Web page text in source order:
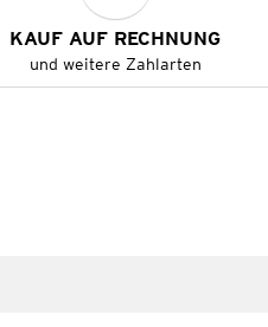
KAUF AUF RECHNUNG
und weitere Zahlarten